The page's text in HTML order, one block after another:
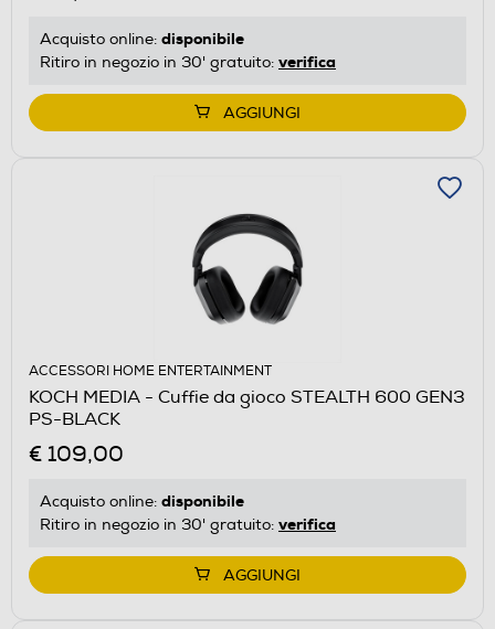
Acquisto online: disponibile
Ritiro in negozio in 30' gratuito: verifica
AGGIUNGI
ACCESSORI HOME ENTERTAINMENT
KOCH MEDIA - Cuffie da gioco STEALTH 600 GEN3
PS-BLACK
€ 109,00
Acquisto online: disponibile
Ritiro in negozio in 30' gratuito: verifica
AGGIUNGI